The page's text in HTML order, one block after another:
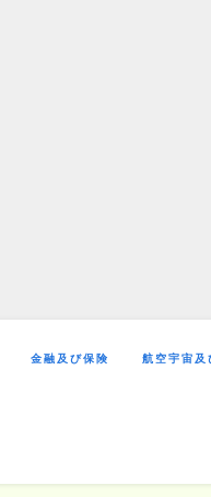
金融及び保険 航空宇宙及